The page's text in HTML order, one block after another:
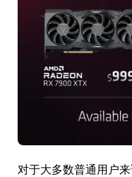
对于大多数普通用户